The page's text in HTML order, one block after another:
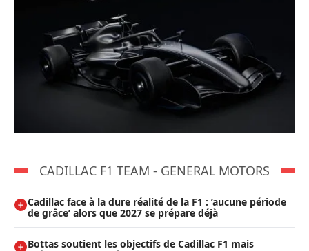
CADILLAC F1 TEAM - GENERAL MOTORS
Cadillac face à la dure réalité de la F1 : ’aucune période
de grâce’ alors que 2027 se prépare déjà
Bottas soutient les objectifs de Cadillac F1 mais